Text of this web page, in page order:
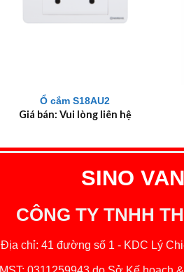
Ổ cắm S18AU2
Giá bán: Vui lòng liên hệ
SINO
CÔNG TY TNHH
Địa chỉ: 41 đường số 1 - KDC Lý